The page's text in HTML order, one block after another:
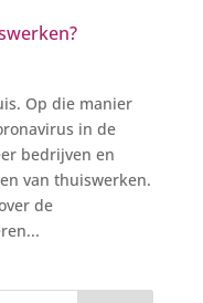
Op die manier
in de
bedrijven en
van thuiswerken.
de